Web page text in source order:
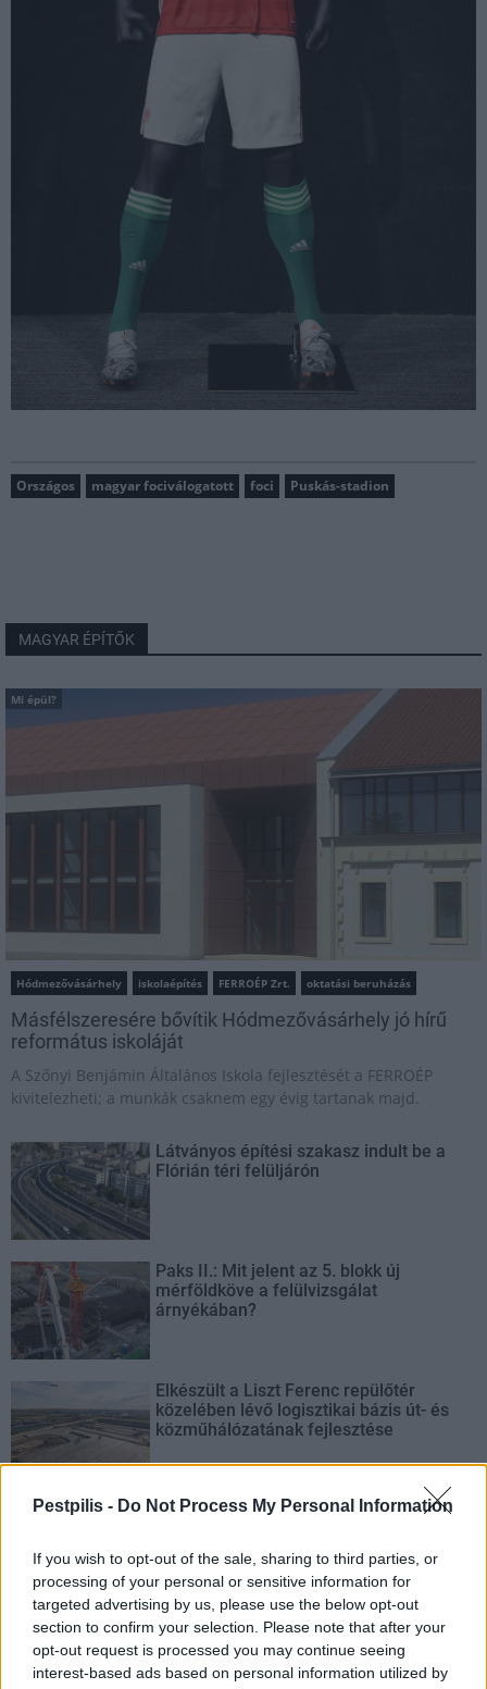
Pestpilis - Do Not Process My Personal Information
If you wish to opt-out of the sale, sharing to third parties, or
processing of your personal or sensitive information for
targeted advertising by us, please use the below opt-out
section to confirm your selection. Please note that after your
opt-out request is processed you may continue seeing
interest-based ads based on personal information utilized by
Országos magyar fociválogatott foci Puskás-stadion
MAGYAR ÉPÍTŐK
Mi épül?
Hódmezővásárhely iskolaépítés FERROÉP Zrt. oktatási beruházás
Másfélszeresére bővítik Hódmezővásárhely jó hírű
református iskoláját
A Szőnyi Benjámin Általános Iskola fejlesztését a FERROÉP
kivitelezheti; a munkák csaknem egy évig tartanak majd.
Látványos építési szakasz indult be a
Flórián téri felüljárón
Paks II.: Mit jelent az 5. blokk új
mérföldköve a felülvizsgálat
árnyékában?
Elkészült a Liszt Ferenc repülőtér
közelében lévő logisztikai bázis út- és
közműhálózatának fejlesztése
Látlelet a hazai víziközművekről?
múlt Bicske vízellátása
AJÁNLJUK MÉG